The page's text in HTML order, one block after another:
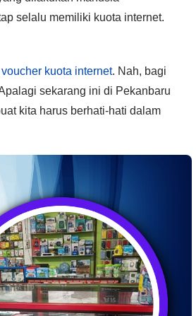
selalu memiliki kuota internet.
kuota internet. Nah, bagi
sekarang ini di Pekanbaru
kita harus berhati-hati dalam